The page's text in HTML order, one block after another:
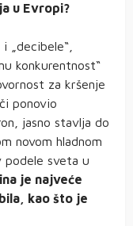
u Evropi?
„decibele“,
konkurentnost“
za kršenje
ponovio
jasno stavlja do
novom hladnom
sveta u
je najveće
kao što je